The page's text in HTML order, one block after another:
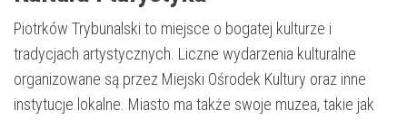
Piotrków Trybunalski to miejsce o bogatej kulturze i
tradycjach artystycznych. Liczne wydarzenia kulturalne
organizowane są przez Miejski Ośrodek Kultury oraz inne
instytucje lokalne. Miasto ma także swoje muzea, takie jak